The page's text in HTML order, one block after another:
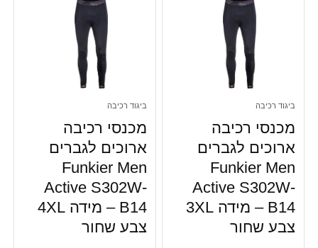
ביגוד רכיבה
מכנסי רכיבה
ארוכים לגברים
Funkier Men
Active S302W-
B14 – מידה 3XL
צבע שחור
ביגוד רכיבה
מכנסי רכיבה
ארוכים לגברים
Funkier Men
Active S302W-
B14 – מידה 4XL
צבע שחור